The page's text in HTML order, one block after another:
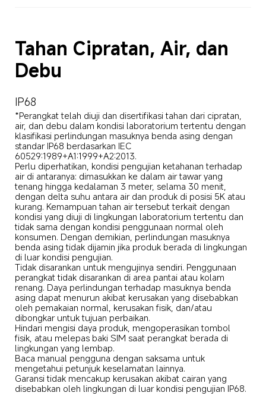
Tahan Cipratan, Air, dan
Debu
IP68
*Perangkat telah diuji dan disertifikasi tahan dari cipratan,
air, dan debu dalam kondisi laboratorium tertentu dengan
klasifikasi perlindungan masuknya benda asing dengan
standar IP68 berdasarkan IEC
60529:1989+A1:1999+A2:2013.
Perlu diperhatikan, kondisi pengujian ketahanan terhadap
air di antaranya: dimasukkan ke dalam air tawar yang
tenang hingga kedalaman 3 meter, selama 30 menit,
dengan delta suhu antara air dan produk di posisi 5K atau
kurang. Kemampuan tahan air tersebut terkait dengan
kondisi yang diuji di lingkungan laboratorium tertentu dan
tidak sama dengan kondisi penggunaan normal oleh
konsumen. Dengan demikian, perlindungan masuknya
benda asing tidak dijamin jika produk berada di lingkungan
di luar kondisi pengujian.
Tidak disarankan untuk mengujinya sendiri. Penggunaan
perangkat tidak disarankan di area pantai atau kolam
renang. Daya perlindungan terhadap masuknya benda
asing dapat menurun akibat kerusakan yang disebabkan
oleh pemakaian normal, kerusakan fisik, dan/atau
dibongkar untuk tujuan perbaikan.
Hindari mengisi daya produk, mengoperasikan tombol
fisik, atau melepas baki SIM saat perangkat berada di
lingkungan yang lembap.
Baca manual pengguna dengan saksama untuk
mengetahui petunjuk keselamatan lainnya.
Garansi tidak mencakup kerusakan akibat cairan yang
disebabkan oleh lingkungan di luar kondisi pengujian IP68.